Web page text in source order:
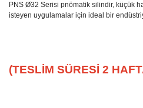
PNS Ø32 Serisi pnömatik silindir, küçük
isteyen uygulamalar için ideal bir
(TESLİM SÜRESİ 2